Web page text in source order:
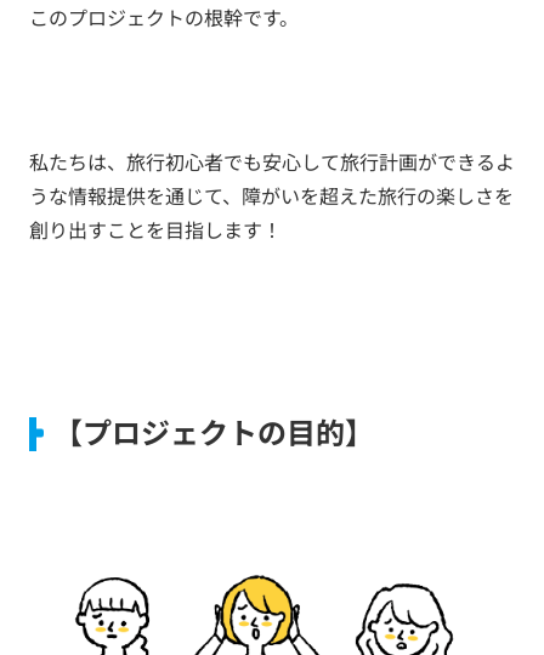
このプロジェクトの根幹です。
私たちは、旅行初心者でも安心して旅行計画ができるよ
うな情報提供を通じて、障がいを超えた旅行の楽しさを
創り出すことを目指します！
【プロジェクトの目的】